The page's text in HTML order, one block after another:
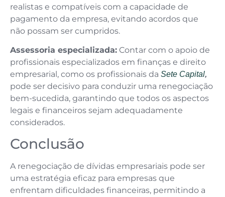
realistas e compatíveis com a capacidade de
pagamento da empresa, evitando acordos que
não possam ser cumpridos.
Assessoria especializada: Contar com o apoio de
profissionais especializados em finanças e direito
empresarial, como os profissionais da Sete Capital,
pode ser decisivo para conduzir uma renegociação
bem-sucedida, garantindo que todos os aspectos
legais e financeiros sejam adequadamente
considerados.
Conclusão
A renegociação de dívidas empresariais pode ser
uma estratégia eficaz para empresas que
enfrentam dificuldades financeiras, permitindo a